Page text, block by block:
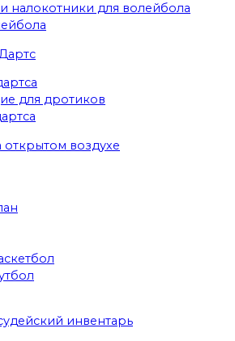
налокотники для волейбола
для дротиков
воздухе
инвентарь